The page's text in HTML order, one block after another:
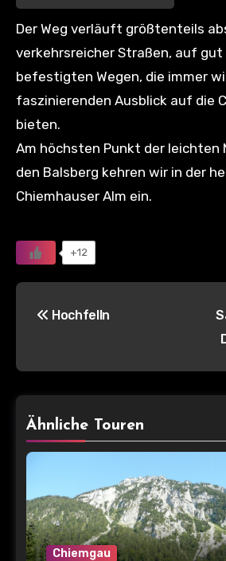
Der Weg verläuft größtenteils abseits
verkehrsreicher Straßen, auf
befestigten Wegen, die immer
faszinierenden Ausblick auf die
bieten.
Am höchsten Punkt der leichten
den Balsberg kehren wir in der
Chiemhauser Alm ein.
+12
Hochfelln
Ähnliche Touren
Chiemgau